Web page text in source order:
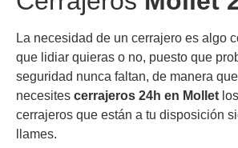
La necesidad de un cerrajero es algo
que lidiar quieras o no, puesto que
seguridad nunca faltan, de manera
necesites cerrajeros 24h en Mollet
cerrajeros que están a tu disposición
llames.